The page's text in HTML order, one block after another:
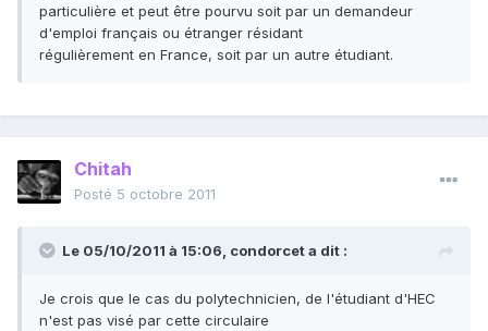
particulière et peut être pourvu soit par un demandeur
d'emploi français ou étranger résidant
régulièrement en France, soit par un autre étudiant.
Chitah
Posté 5 octobre 2011
Le 05/10/2011 à 15:06, condorcet a dit :
Je crois que le cas du polytechnicien, de l'étudiant d'HEC
n'est pas visé par cette circulaire